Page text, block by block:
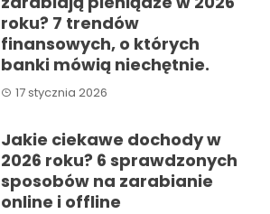
roku? 7 trendów
finansowych, o których
banki mówią niechętnie.
17 stycznia 2026
Jakie ciekawe dochody w
2026 roku? 6 sprawdzonych
sposobów na zarabianie
online i offline